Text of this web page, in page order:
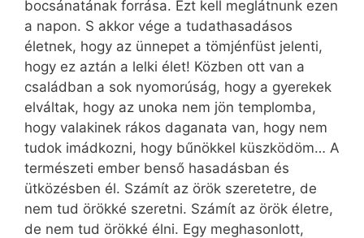
bocsánatának forrása. Ezt kell meglátnunk ezen
a napon. S akkor vége a tudathasadásos
életnek, hogy az ünnepet a tömjénfüst jelenti,
hogy ez aztán a lelki élet! Közben ott van a
családban a sok nyomorúság, hogy a gyerekek
elváltak, hogy az unoka nem jön templomba,
hogy valakinek rákos daganata van, hogy nem
tudok imádkozni, hogy bűnökkel küszködöm… A
természeti ember benső hasadásban és
ütközésben él. Számít az örök szeretetre, de
nem tud örökké szeretni. Számít az örök életre,
de nem tud örökké élni. Egy meghasonlott,